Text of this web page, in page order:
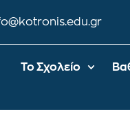
Το Σχολείο